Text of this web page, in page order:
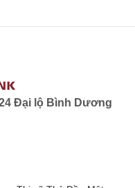
Đại lộ Bình Dương